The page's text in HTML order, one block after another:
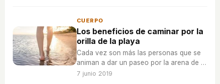
CUERPO
Los beneficios de caminar por la
orilla de la playa
Cada vez son más las personas que se
animan a dar un paseo por la arena de la
playa debido a la cantidad de ventajas
7 junio 2019